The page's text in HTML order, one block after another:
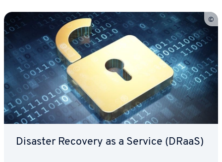
Disaster Recovery as a Service (DRaaS)